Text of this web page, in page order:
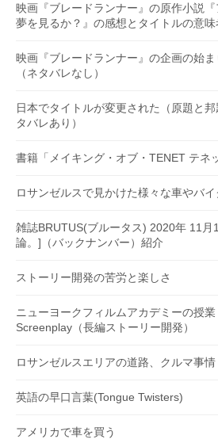
映画『ブレードランナー』の原作小説
夢を見るか？』の感想とタイトルの意
映画『ブレードランナー』の企画の始
（ネタバレなし）
日本でタイトルが変更された（原題と
タバレあり）
書籍「メイキング・オブ・TENET テネ
ロサンゼルスで見かけた様々な車やバイ
雑誌BRUTUS(ブルータス) 2020年 11月
論。]（バックナンバー）紹介
ストーリー開発の苦労と楽しさ
ニューヨークフィルムアカデミーの授
Screenplay（長編ストーリー開発）
ロサンゼルスエリアの道路、クルマ事情
英語の早口言葉(Tongue Twisters)
アメリカで車を買う